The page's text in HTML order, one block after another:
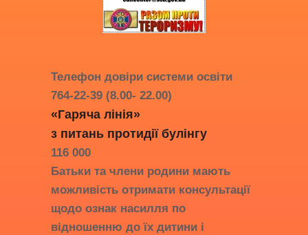
Телефон довіри системи освіти
764-22-39 (8.00- 22.00)
«Гаряча лінія»
з питань протидії булінгу
116 000
Батьки та члени родини мають
можливість отримати консультації
щодо ознак насилля по
відношенню до їх дитини і